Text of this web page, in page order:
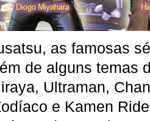
as famosas
de alguns temas
Ultraman,
e Kamen